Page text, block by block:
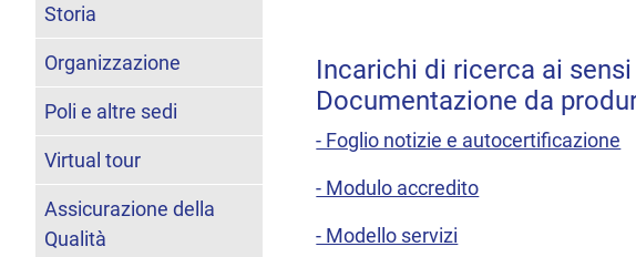
Incarichi di ricerca ai
Documentazione da
- Foglio notizie e autocertificazione
- Modulo accredito
- Modello servizi
Storia
Organizzazione
Poli e altre sedi
Virtual tour
Assicurazione della
Qualità